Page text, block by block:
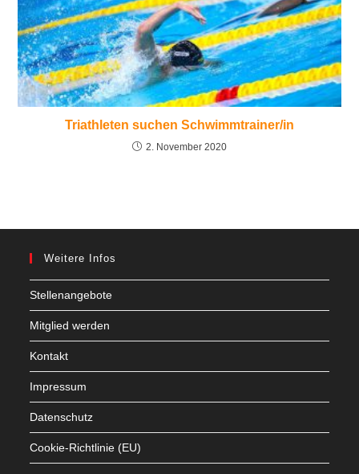
Triathleten suchen Schwimmtrainer/in
2. November 2020
Weitere Infos
Stellenangebote
Mitglied werden
Kontakt
Impressum
Datenschutz
Cookie-Richtlinie (EU)